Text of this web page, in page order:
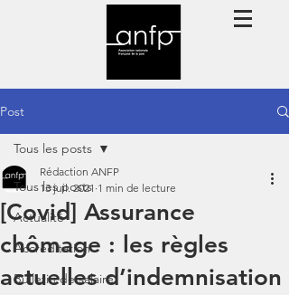
Post
Tous les posts
Actualité
Accréditation
Bulletin de salaire
Tous les posts
[Covid] Assurance
chômage : les règles
actuelles d’indemnisation
Rédaction ANFP
13 juil. 2021 1 min de lecture